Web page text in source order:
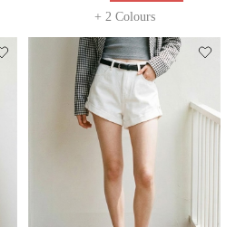
+ 2 Colours